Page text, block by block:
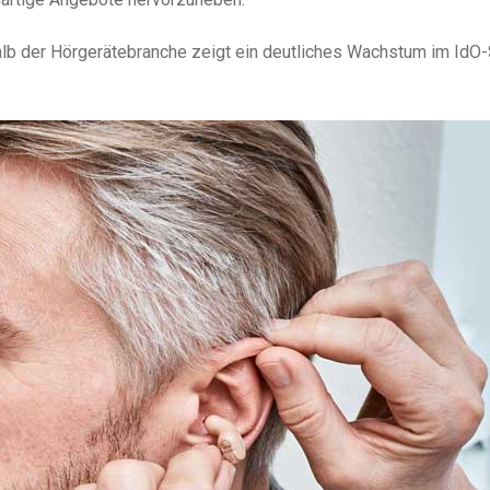
der Hörgerätebranche zeigt ein deutliches Wachstum im